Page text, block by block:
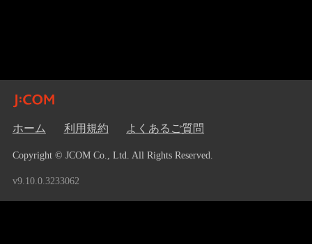
ホーム 利用規約 よくあるご質問
Copyright © JCOM Co., Ltd. All Rights Reserved.
v9.10.0.3233062